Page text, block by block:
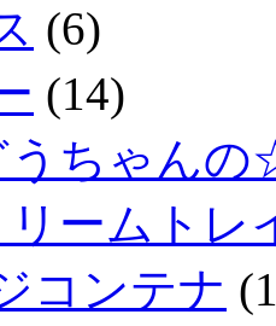
(6)
(14)
うちゃん
リームトレ
コンテナ